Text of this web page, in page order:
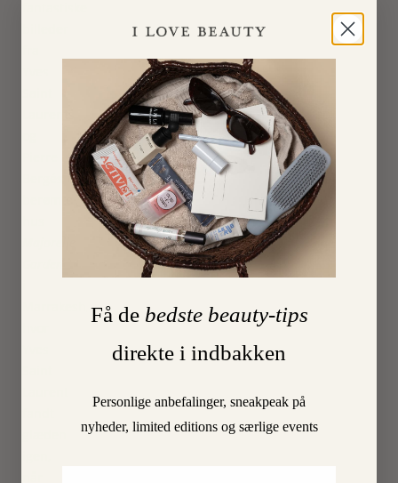
Få de bedste beauty-tips
direkte i indbakken
Personlige anbefalinger, sneakpeak på
nyheder, limited editions og særlige events